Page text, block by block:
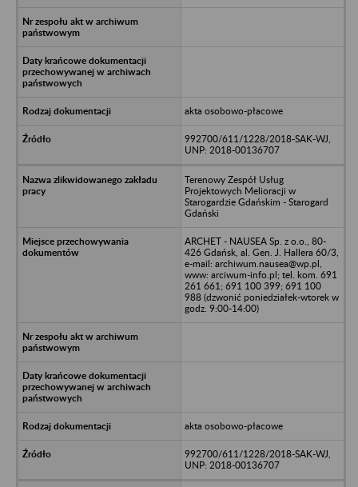
akta osobowo-płacowe
992700/611/1228/2018-SAK-WJ,
UNP: 2018-00136707
Terenowy Zespół Usług
Projektowych Melioracji w
Starogardzie Gdańskim - Starogard
Gdański
ARCHET - NAUSEA Sp. z o.o., 80-
426 Gdańsk, al. Gen. J. Hallera 60/3,
e-mail: archiwum.nausea@wp.pl,
www: arciwum-info.pl; tel. kom. 691
261 661; 691 100 399; 691 100
988 (dzwonić poniedziałek-wtorek w
godz. 9:00-14:00)
akta osobowo-płacowe
992700/611/1228/2018-SAK-WJ,
UNP: 2018-00136707